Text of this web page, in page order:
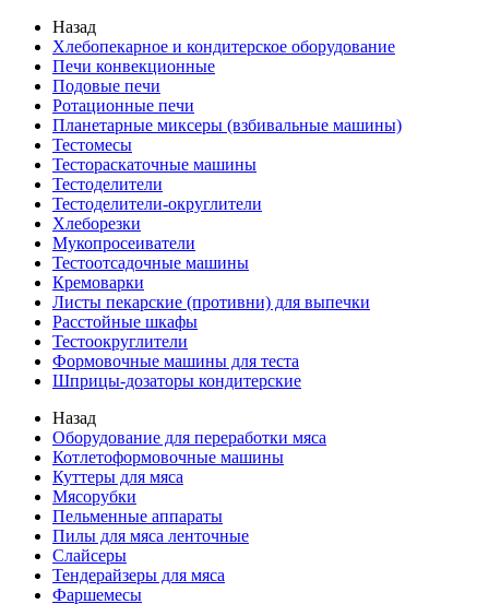
Назад
Хлебопекарное и кондитерское оборудование
Печи конвекционные
Подовые печи
Ротационные печи
Планетарные миксеры (взбивальные машины)
Тестомесы
Тестораскаточные машины
Тестоделители
Тестоделители-округлители
Хлеборезки
Мукопросеиватели
Тестоотсадочные машины
Кремоварки
Листы пекарские (противни) для выпечки
Расстойные шкафы
Тестоокруглители
Формовочные машины для теста
Шприцы-дозаторы кондитерские
Назад
Оборудование для переработки мяса
Котлетоформовочные машины
Куттеры для мяса
Мясорубки
Пельменные аппараты
Пилы для мяса ленточные
Слайсеры
Тендерайзеры для мяса
Фаршемесы